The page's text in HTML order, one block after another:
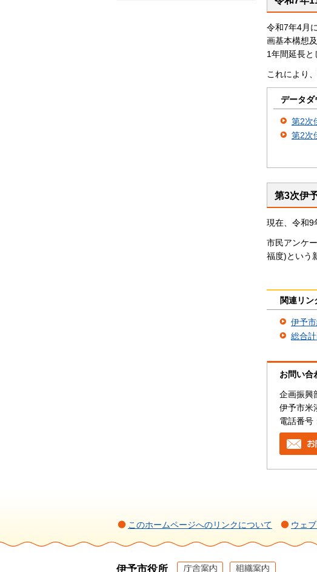
令和7年4月
画基本構想
1年間延長と
これにより
データダ
第2次
第2次
第3次伊
現在、令和9
市民アンケ
福度)という
関連リン
伊予
総合
お問い合
企画振
伊予市米
電話番号
このホームページへのリンクについて ウェ
伊予市役所